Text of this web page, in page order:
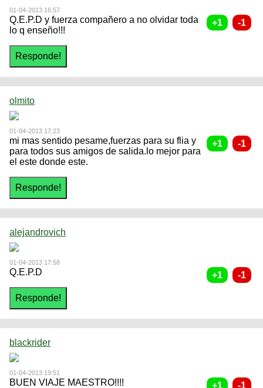
01-04-2013 16:57
Q.E.P.D y fuerza compañero a no olvidar toda
lo q enseño!!!
olmito
01-04-2013 17:23
mi mas sentido pesame,fuerzas para su flia y
para todos sus amigos de salida.lo mejor para
el este donde este.
alejandrovich
01-04-2013 17:58
Q.E.P.D
blackrider
01-04-2013 19:51
BUEN VIAJE MAESTRO!!!!